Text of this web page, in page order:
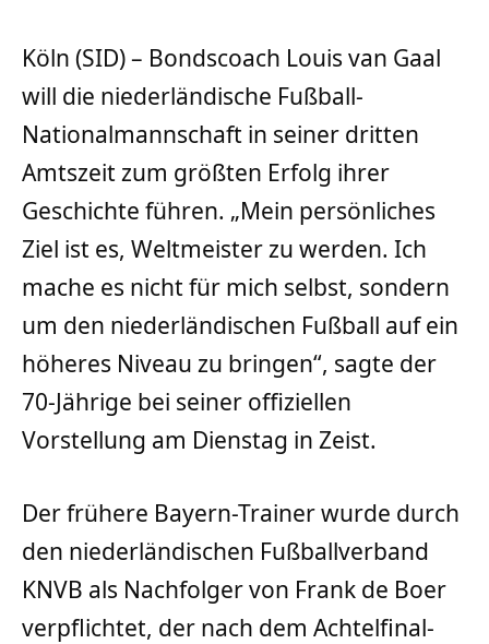
Köln (SID) – Bondscoach Louis van Gaal
will die niederländische Fußball-
Nationalmannschaft in seiner dritten
Amtszeit zum größten Erfolg ihrer
Geschichte führen. „Mein persönliches
Ziel ist es, Weltmeister zu werden. Ich
mache es nicht für mich selbst, sondern
um den niederländischen Fußball auf ein
höheres Niveau zu bringen“, sagte der
70-Jährige bei seiner offiziellen
Vorstellung am Dienstag in Zeist.
Der frühere Bayern-Trainer wurde durch
den niederländischen Fußballverband
KNVB als Nachfolger von Frank de Boer
verpflichtet, der nach dem Achtelfinal-